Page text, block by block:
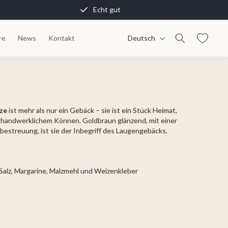
Echt gut
News Kontakt
S
h
e
Deutsch
ist mehr als nur ein Gebäck – sie ist ein Stück Heimat,
Können. Goldbraun glänzend, mit einer
ist sie der Inbegriff des Laugengebäcks.
Margarine, Malzmehl und Weizenkleber